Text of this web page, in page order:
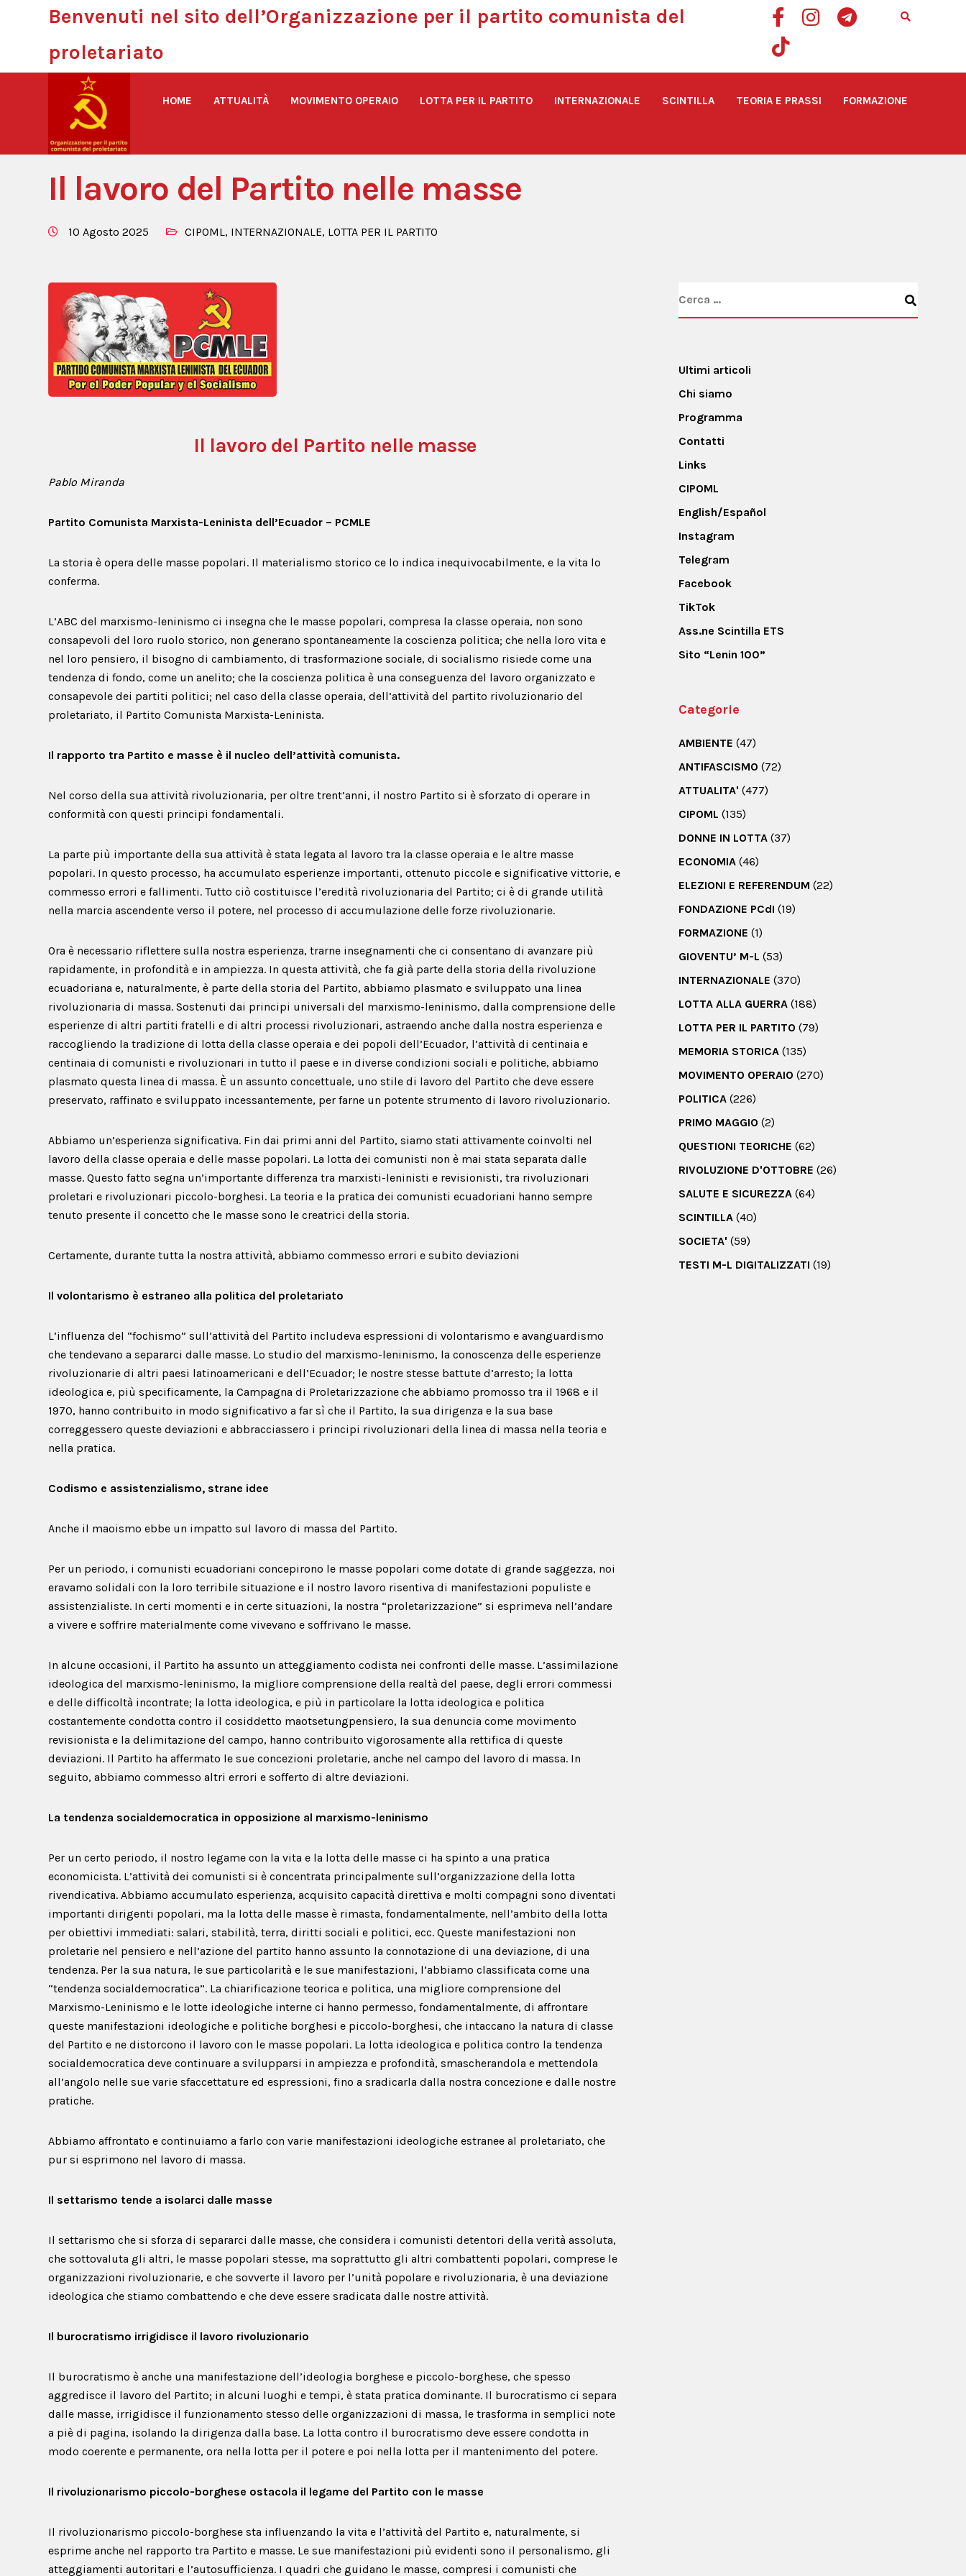
Benvenuti nel sito dell’Organizzazione per il partito comunista del
proletariato
HOME ATTUALITÀ MOVIMENTO OPERAIO LOTTA PER IL PARTITO INTERNAZIONALE SCINTILLA TEORIA E PRASSI FORMAZIONE
Organizzazione per il partito comunista del proletariato
Il lavoro del Partito nelle masse
10 Agosto 2025 CIPOML, INTERNAZIONALE, LOTTA PER IL PARTITO
Il lavoro del Partito nelle masse
Pablo Miranda
Partito Comunista Marxista-Leninista dell’Ecuador – PCMLE
La storia è opera delle masse popolari. Il materialismo storico ce lo indica inequivocabilmente, e la vita lo
conferma.
L’ABC del marxismo-leninismo ci insegna che le masse popolari, compresa la classe operaia, non sono
consapevoli del loro ruolo storico, non generano spontaneamente la coscienza politica; che nella loro vita e
nel loro pensiero, il bisogno di cambiamento, di trasformazione sociale, di socialismo risiede come una
tendenza di fondo, come un anelito; che la coscienza politica è una conseguenza del lavoro organizzato e
consapevole dei partiti politici; nel caso della classe operaia, dell’attività del partito rivoluzionario del
proletariato, il Partito Comunista Marxista-Leninista.
Il rapporto tra Partito e masse è il nucleo dell’attività comunista.
Nel corso della sua attività rivoluzionaria, per oltre trent’anni, il nostro Partito si è sforzato di operare in
conformità con questi principi fondamentali.
La parte più importante della sua attività è stata legata al lavoro tra la classe operaia e le altre masse
popolari. In questo processo, ha accumulato esperienze importanti, ottenuto piccole e significative vittorie, e
commesso errori e fallimenti. Tutto ciò costituisce l’eredità rivoluzionaria del Partito; ci è di grande utilità
nella marcia ascendente verso il potere, nel processo di accumulazione delle forze rivoluzionarie.
Ora è necessario riflettere sulla nostra esperienza, trarne insegnamenti che ci consentano di avanzare più
rapidamente, in profondità e in ampiezza. In questa attività, che fa già parte della storia della rivoluzione
ecuadoriana e, naturalmente, è parte della storia del Partito, abbiamo plasmato e sviluppato una linea
rivoluzionaria di massa. Sostenuti dai principi universali del marxismo-leninismo, dalla comprensione delle
esperienze di altri partiti fratelli e di altri processi rivoluzionari, astraendo anche dalla nostra esperienza e
raccogliendo la tradizione di lotta della classe operaia e dei popoli dell’Ecuador, l’attività di centinaia e
centinaia di comunisti e rivoluzionari in tutto il paese e in diverse condizioni sociali e politiche, abbiamo
plasmato questa linea di massa. È un assunto concettuale, uno stile di lavoro del Partito che deve essere
preservato, raffinato e sviluppato incessantemente, per farne un potente strumento di lavoro rivoluzionario.
Abbiamo un’esperienza significativa. Fin dai primi anni del Partito, siamo stati attivamente coinvolti nel
lavoro della classe operaia e delle masse popolari. La lotta dei comunisti non è mai stata separata dalle
masse. Questo fatto segna un’importante differenza tra marxisti-leninisti e revisionisti, tra rivoluzionari
proletari e rivoluzionari piccolo-borghesi. La teoria e la pratica dei comunisti ecuadoriani hanno sempre
tenuto presente il concetto che le masse sono le creatrici della storia.
Certamente, durante tutta la nostra attività, abbiamo commesso errori e subito deviazioni
Il volontarismo è estraneo alla politica del proletariato
L’influenza del “fochismo” sull’attività del Partito includeva espressioni di volontarismo e avanguardismo
che tendevano a separarci dalle masse. Lo studio del marxismo-leninismo, la conoscenza delle esperienze
rivoluzionarie di altri paesi latinoamericani e dell’Ecuador; le nostre stesse battute d’arresto; la lotta
ideologica e, più specificamente, la Campagna di Proletarizzazione che abbiamo promosso tra il 1968 e il
1970, hanno contribuito in modo significativo a far sì che il Partito, la sua dirigenza e la sua base
correggessero queste deviazioni e abbracciassero i principi rivoluzionari della linea di massa nella teoria e
nella pratica.
Codismo e assistenzialismo, strane idee
Anche il maoismo ebbe un impatto sul lavoro di massa del Partito.
Per un periodo, i comunisti ecuadoriani concepirono le masse popolari come dotate di grande saggezza, noi
eravamo solidali con la loro terribile situazione e il nostro lavoro risentiva di manifestazioni populiste e
assistenzialiste. In certi momenti e in certe situazioni, la nostra “proletarizzazione” si esprimeva nell’andare
a vivere e soffrire materialmente come vivevano e soffrivano le masse.
In alcune occasioni, il Partito ha assunto un atteggiamento codista nei confronti delle masse. L’assimilazione
ideologica del marxismo-leninismo, la migliore comprensione della realtà del paese, degli errori commessi
e delle difficoltà incontrate; la lotta ideologica, e più in particolare la lotta ideologica e politica
costantemente condotta contro il cosiddetto maotsetungpensiero, la sua denuncia come movimento
revisionista e la delimitazione del campo, hanno contribuito vigorosamente alla rettifica di queste
deviazioni. Il Partito ha affermato le sue concezioni proletarie, anche nel campo del lavoro di massa. In
seguito, abbiamo commesso altri errori e sofferto di altre deviazioni.
La tendenza socialdemocratica in opposizione al marxismo-leninismo
Per un certo periodo, il nostro legame con la vita e la lotta delle masse ci ha spinto a una pratica
economicista. L’attività dei comunisti si è concentrata principalmente sull’organizzazione della lotta
rivendicativa. Abbiamo accumulato esperienza, acquisito capacità direttiva e molti compagni sono diventati
importanti dirigenti popolari, ma la lotta delle masse è rimasta, fondamentalmente, nell’ambito della lotta
per obiettivi immediati: salari, stabilità, terra, diritti sociali e politici, ecc. Queste manifestazioni non
proletarie nel pensiero e nell’azione del partito hanno assunto la connotazione di una deviazione, di una
tendenza. Per la sua natura, le sue particolarità e le sue manifestazioni, l’abbiamo classificata come una
“tendenza socialdemocratica”. La chiarificazione teorica e politica, una migliore comprensione del
Marxismo-Leninismo e le lotte ideologiche interne ci hanno permesso, fondamentalmente, di affrontare
queste manifestazioni ideologiche e politiche borghesi e piccolo-borghesi, che intaccano la natura di classe
del Partito e ne distorcono il lavoro con le masse popolari. La lotta ideologica e politica contro la tendenza
socialdemocratica deve continuare a svilupparsi in ampiezza e profondità, smascherandola e mettendola
all’angolo nelle sue varie sfaccettature ed espressioni, fino a sradicarla dalla nostra concezione e dalle nostre
pratiche.
Abbiamo affrontato e continuiamo a farlo con varie manifestazioni ideologiche estranee al proletariato, che
pur si esprimono nel lavoro di massa.
Il settarismo tende a isolarci dalle masse
Il settarismo che si sforza di separarci dalle masse, che considera i comunisti detentori della verità assoluta,
che sottovaluta gli altri, le masse popolari stesse, ma soprattutto gli altri combattenti popolari, comprese le
organizzazioni rivoluzionarie, e che sovverte il lavoro per l’unità popolare e rivoluzionaria, è una deviazione
ideologica che stiamo combattendo e che deve essere sradicata dalle nostre attività.
Il burocratismo irrigidisce il lavoro rivoluzionario
Il burocratismo è anche una manifestazione dell’ideologia borghese e piccolo-borghese, che spesso
aggredisce il lavoro del Partito; in alcuni luoghi e tempi, è stata pratica dominante. Il burocratismo ci separa
dalle masse, irrigidisce il funzionamento stesso delle organizzazioni di massa, le trasforma in semplici note
a piè di pagina, isolando la dirigenza dalla base. La lotta contro il burocratismo deve essere condotta in
modo coerente e permanente, ora nella lotta per il potere e poi nella lotta per il mantenimento del potere.
Il rivoluzionarismo piccolo-borghese ostacola il legame del Partito con le masse
Il rivoluzionarismo piccolo-borghese sta influenzando la vita e l’attività del Partito e, naturalmente, si
esprime anche nel rapporto tra Partito e masse. Le sue manifestazioni più evidenti sono il personalismo, gli
atteggiamenti autoritari e l’autosufficienza. I quadri che guidano le masse, compresi i comunisti che
Ultimi articoli
Chi siamo
Programma
Contatti
Links
CIPOML
English/Español
Instagram
Telegram
Facebook
TikTok
Ass.ne Scintilla ETS
Sito “Lenin 100”
Categorie
AMBIENTE (47)
ANTIFASCISMO (72)
ATTUALITA' (477)
CIPOML (135)
DONNE IN LOTTA(37)
ECONOMIA(46)
ELEZIONI E REFERENDUM (22)
FONDAZIONE PCdI (19)
FORMAZIONE (1)
GIOVENTU’ M-L (53)
INTERNAZIONALE (370)
LOTTA ALLA GUERRA(188)
LOTTA PER IL PARTITO (79)
MEMORIA STORICA(135)
MOVIMENTO OPERAIO (270)
POLITICA(226)
PRIMO MAGGIO (2)
QUESTIONI TEORICHE (62)
RIVOLUZIONE D'OTTOBRE (26)
SALUTE E SICUREZZA(64)
SCINTILLA(40)
SOCIETA' (59)
TESTI M-L DIGITALIZZATI (19)